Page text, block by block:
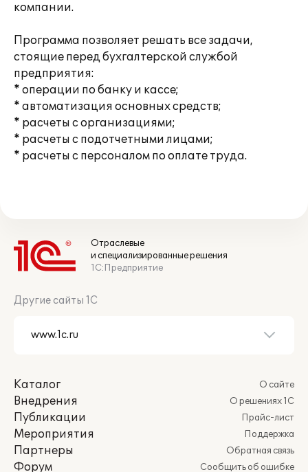
компании.
Программа позволяет решать все задачи,
стоящие перед бухгалтерской службой
предприятия:
* операции по банку и кассе;
* автоматизация основных средств;
* расчеты с организациями;
* расчеты с подотчетными лицами;
* расчеты с персоналом по оплате труда.
Отраслевые
и специализированные решения
1С:Предприятие
Другие сайты 1С
Каталог
Внедрения
Публикации
Мероприятия
Партнеры
Форум
О сайте
О решениях 1С
Прайс-лист
Поддержка
Обратная связь
Сообщить об ошибке